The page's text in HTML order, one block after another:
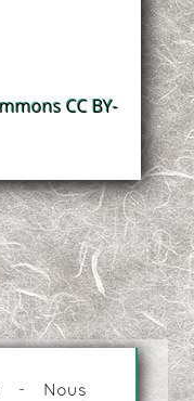
CC BY-
- Nous